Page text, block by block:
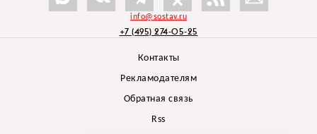
info@sostav.ru
+7 (495) 274-05-25
Контакты
Рекламодателям
Обратная связь
Rss